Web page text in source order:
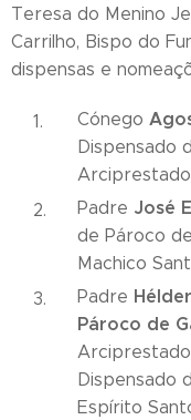
Teresa do Menino
Carrilho, Bispo do
dispensas e
Cónego
Dispensado
Arciprestado
Padre José
de Pároco
Machico
Padre
Pároco de
Dispensado
Espírito